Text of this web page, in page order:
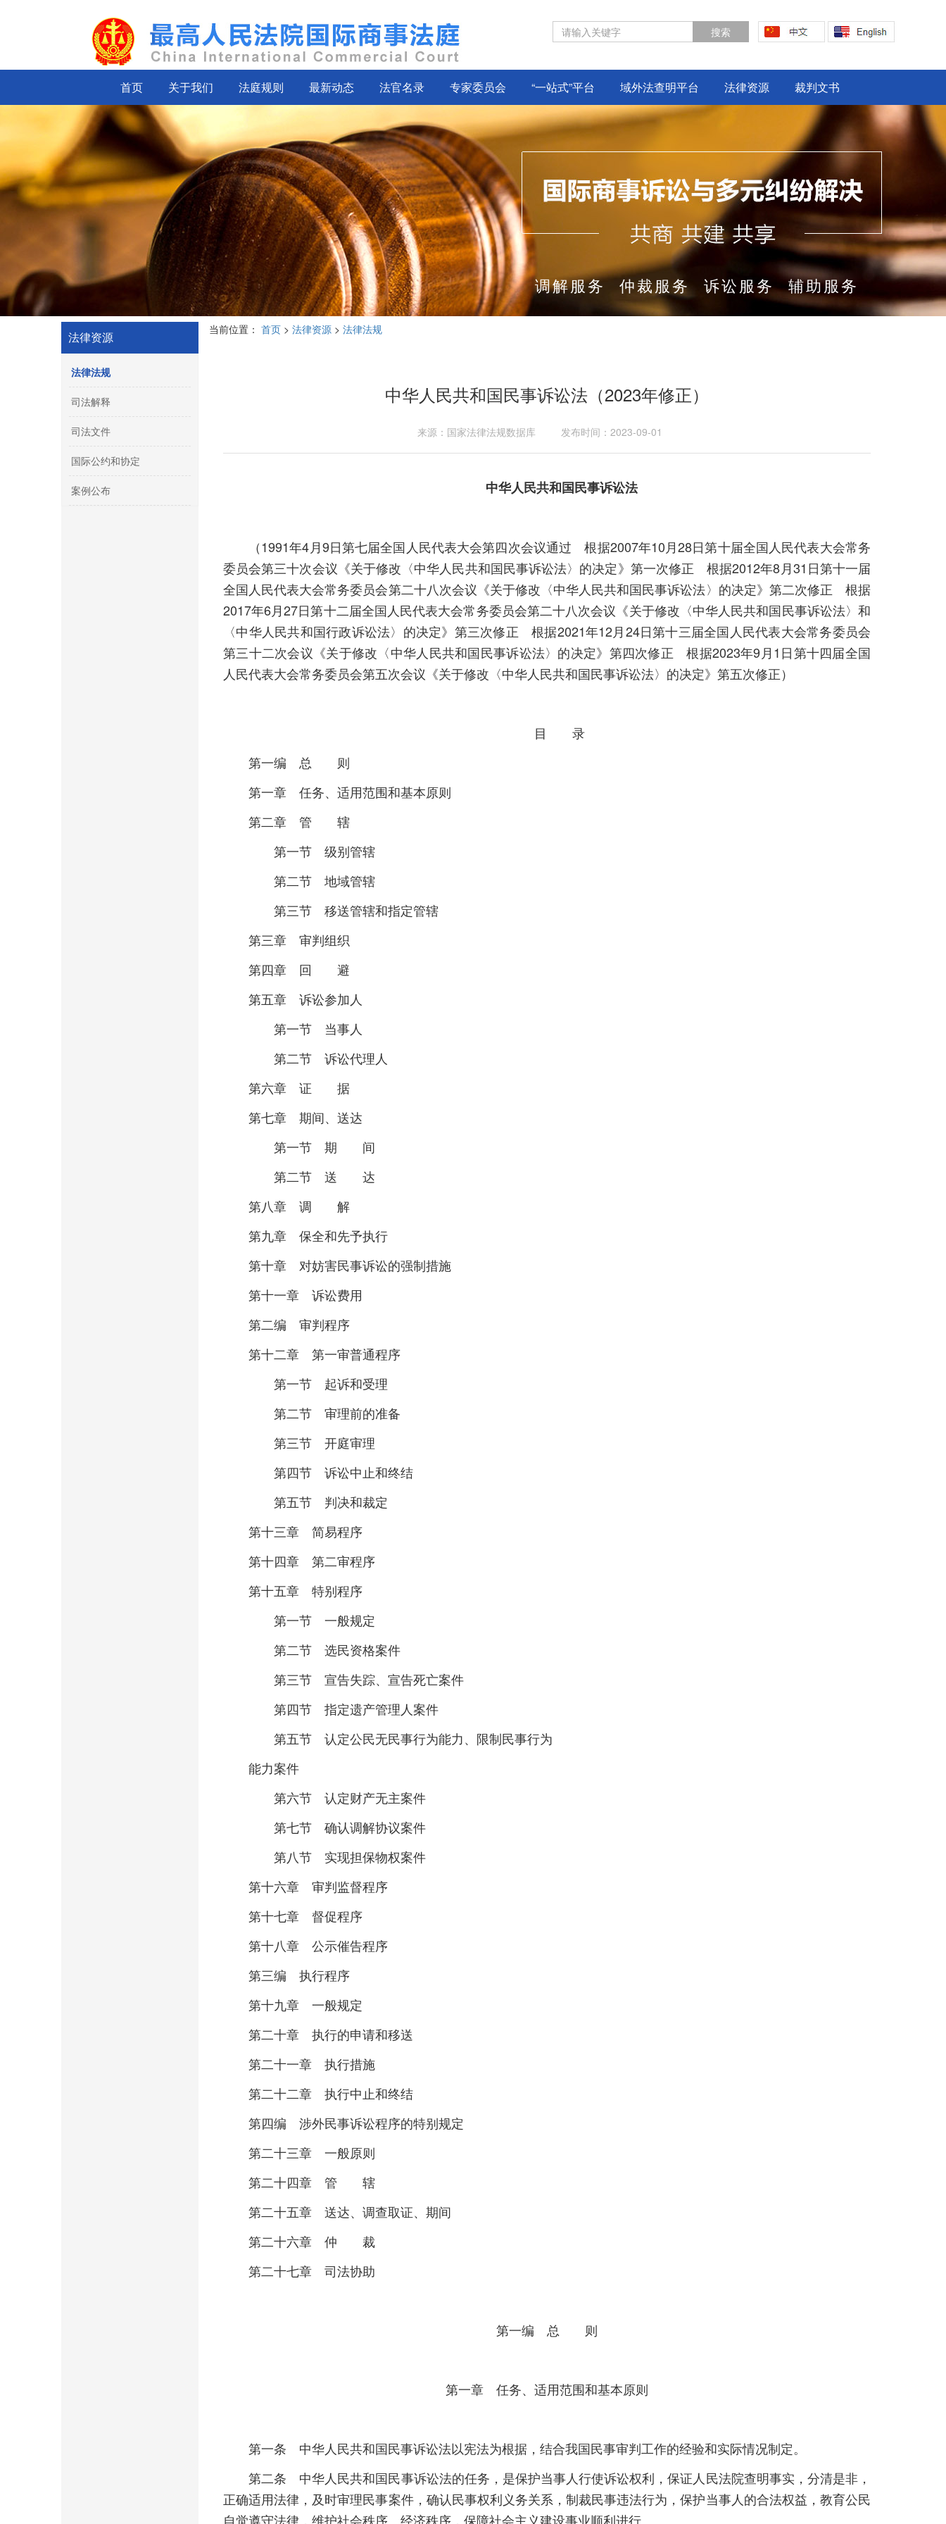
首页 关于我们 法庭规则 最新动态 法官名录 专家委员会 “一站式”平台 域外法查明平台 法律资源 裁判文书
调解服务 仲裁服务 诉讼服务 辅助服务
法律资源
法律法规
司法解释
司法文件
国际公约和协定
案例公布
当前位置： 首页 > 法律资源 > 法律法规
中华人民共和国民事诉讼法（2023年修正）
来源：国家法律法规数据库 发布时间：2023-09-01
中华人民共和国民事诉讼法
（1991年4月9日第七届全国人民代表大会第四次会议通过 根据2007年10月28日第十届全国人民代表大会常务
委员会第三十次会议《关于修改〈中华人民共和国民事诉讼法〉的决定》第一次修正 根据2012年8月31日第十一届
全国人民代表大会常务委员会第二十八次会议《关于修改〈中华人民共和国民事诉讼法〉的决定》第二次修正 根据
2017年6月27日第十二届全国人民代表大会常务委员会第二十八次会议《关于修改〈中华人民共和国民事诉讼法〉和
〈中华人民共和国行政诉讼法〉的决定》第三次修正 根据2021年12月24日第十三届全国人民代表大会常务委员会
第三十二次会议《关于修改〈中华人民共和国民事诉讼法〉的决定》第四次修正 根据2023年9月1日第十四届全国
人民代表大会常务委员会第五次会议《关于修改〈中华人民共和国民事诉讼法〉的决定》第五次修正）
目 录
第一编 总 则
第一章 任务、适用范围和基本原则
第二章 管 辖
第一节 级别管辖
第二节 地域管辖
第三节 移送管辖和指定管辖
第三章 审判组织
第四章 回 避
第五章 诉讼参加人
第一节 当事人
第二节 诉讼代理人
第六章 证 据
第七章 期间、送达
第一节 期 间
第二节 送 达
第八章 调 解
第九章 保全和先予执行
第十章 对妨害民事诉讼的强制措施
第十一章 诉讼费用
第二编 审判程序
第十二章 第一审普通程序
第一节 起诉和受理
第二节 审理前的准备
第三节 开庭审理
第四节 诉讼中止和终结
第五节 判决和裁定
第十三章 简易程序
第十四章 第二审程序
第十五章 特别程序
第一节 一般规定
第二节 选民资格案件
第三节 宣告失踪、宣告死亡案件
第四节 指定遗产管理人案件
第五节 认定公民无民事行为能力、限制民事行为
能力案件
第六节 认定财产无主案件
第七节 确认调解协议案件
第八节 实现担保物权案件
第十六章 审判监督程序
第十七章 督促程序
第十八章 公示催告程序
第三编 执行程序
第十九章 一般规定
第二十章 执行的申请和移送
第二十一章 执行措施
第二十二章 执行中止和终结
第四编 涉外民事诉讼程序的特别规定
第二十三章 一般原则
第二十四章 管 辖
第二十五章 送达、调查取证、期间
第二十六章 仲 裁
第二十七章 司法协助
第一编 总 则
第一章 任务、适用范围和基本原则
第一条 中华人民共和国民事诉讼法以宪法为根据，结合我国民事审判工作的经验和实际情况制定。
第二条 中华人民共和国民事诉讼法的任务，是保护当事人行使诉讼权利，保证人民法院查明事实，分清是非，
正确适用法律，及时审理民事案件，确认民事权利义务关系，制裁民事违法行为，保护当事人的合法权益，教育公民
自觉遵守法律，维护社会秩序、经济秩序，保障社会主义建设事业顺利进行。